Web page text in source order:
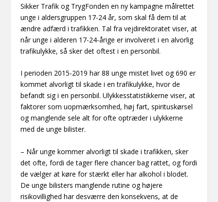
Sikker Trafik og TrygFonden en ny kampagne målrettet
unge i aldersgruppen 17-24 år, som skal få dem til at
ændre adfærd i trafikken. Tal fra vejdirektoratet viser, at
når unge i alderen 17-24-årige er involveret i en alvorlig
trafikulykke, så sker det oftest i en personbil.
I perioden 2015-2019 har 88 unge mistet livet og 690 er
kommet alvorligt til skade i en trafikulykke, hvor de
befandt sig i en personbil. Ulykkesstatistikkerne viser, at
faktorer som uopmærksomhed, høj fart, spirituskørsel
og manglende sele alt for ofte optræder i ulykkerne
med de unge bilister.
– Når unge kommer alvorligt til skade i trafikken, sker
det ofte, fordi de tager flere chancer bag rattet, og fordi
de vælger at køre for stærkt eller har alkohol i blodet.
De unge bilisters manglende rutine og højere
risikovillighed har desværre den konsekvens, at de